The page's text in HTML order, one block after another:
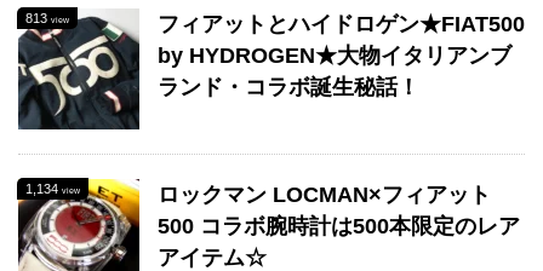
813 view
フィアットとハイドロゲン★FIAT500
by HYDROGEN★大物イタリアンブ
ランド・コラボ誕生秘話！
1,134 view
ロックマン LOCMAN×フィアット
500 コラボ腕時計は500本限定のレア
アイテム☆